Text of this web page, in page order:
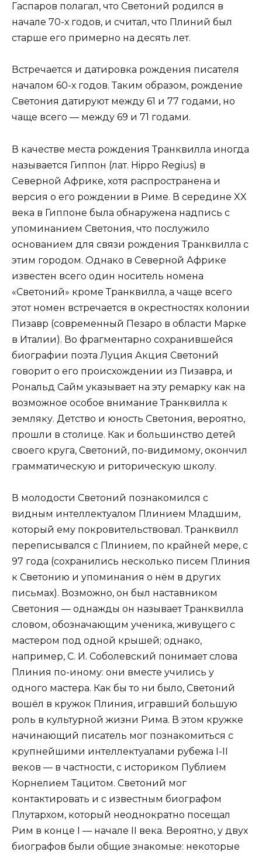
Гаспаров полагал, что Светоний родился в
начале 70-х годов, и считал, что Плиний был
старше его примерно на десять лет.
Встречается и датировка рождения писателя
началом 60-х годов. Таким образом, рождение
Светония датируют между 61 и 77 годами, но
чаще всего — между 69 и 71 годами.
В качестве места рождения Транквилла иногда
называется Гиппон (лат. Hippo Regius) в
Северной Африке, хотя распространена и
версия о его рождении в Риме. В середине XX
века в Гиппоне была обнаружена надпись с
упоминанием Светония, что послужило
основанием для связи рождения Транквилла с
этим городом. Однако в Северной Африке
известен всего один носитель номена
«Светоний» кроме Транквилла, а чаще всего
этот номен встречается в окрестностях колонии
Пизавр (современный Пезаро в области Марке
в Италии). Во фрагментарно сохранившейся
биографии поэта Луция Акция Светоний
говорит о его происхождении из Пизавра, и
Рональд Сайм указывает на эту ремарку как на
возможное особое внимание Транквилла к
земляку. Детство и юность Светония, вероятно,
прошли в столице. Как и большинство детей
своего круга, Светоний, по-видимому, окончил
грамматическую и риторическую школу.
В молодости Светоний познакомился с
видным интеллектуалом Плинием Младшим,
который ему покровительствовал. Транквилл
переписывался с Плинием, по крайней мере, с
97 года (сохранились несколько писем Плиния
к Светонию и упоминания о нём в других
письмах). Возможно, он был наставником
Светония — однажды он называет Транквилла
словом, обозначающим ученика, живущего с
мастером под одной крышей; однако,
например, С. И. Соболевский понимает слова
Плиния по-иному: они вместе учились у
одного мастера. Как бы то ни было, Светоний
вошёл в кружок Плиния, игравший большую
роль в культурной жизни Рима. В этом кружке
начинающий писатель мог познакомиться с
крупнейшими интеллектуалами рубежа I-II
веков — в частности, с историком Публием
Корнелием Тацитом. Светоний мог
контактировать и с известным биографом
Плутархом, который неоднократно посещал
Рим в конце I — начале II века. Вероятно, у двух
биографов были общие знакомые: некоторые